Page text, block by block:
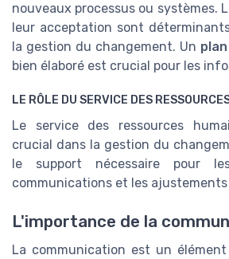
nouveaux processus ou systèmes.
leur acceptation sont
la gestion du changement. Un plan
bien élaboré est crucial pour les
LE RÔLE DU SERVICE DES
Le service des ressources
crucial dans la gestion du
le support nécessaire pour
communications et les
L'importance de la
La communication est un